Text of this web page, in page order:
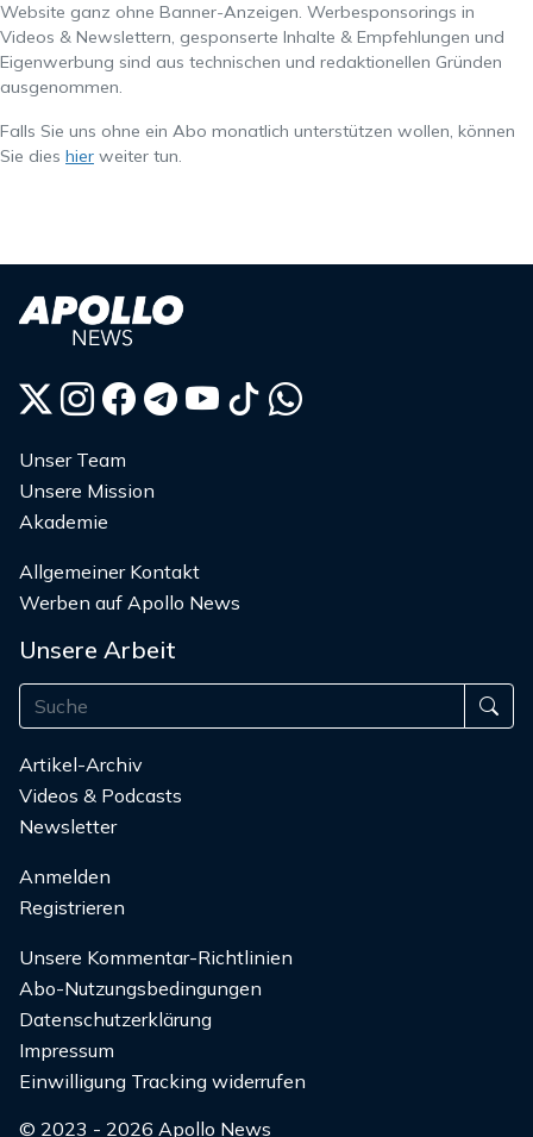
Website ganz ohne Banner-Anzeigen. Werbesponsorings in
Videos & Newslettern, gesponserte Inhalte & Empfehlungen und
Eigenwerbung sind aus technischen und redaktionellen Gründen
ausgenommen.
Falls Sie uns ohne ein Abo monatlich unterstützen wollen, können
Sie dies hier weiter tun.
Unser Team
Unsere Mission
Akademie
Allgemeiner Kontakt
Werben auf Apollo News
Unsere Arbeit
Artikel-Archiv
Videos & Podcasts
Newsletter
Anmelden
Registrieren
Unsere Kommentar-Richtlinien
Abo-Nutzungsbedingungen
Datenschutzerklärung
Impressum
Einwilligung Tracking widerrufen
© 2023 - 2026 Apollo News